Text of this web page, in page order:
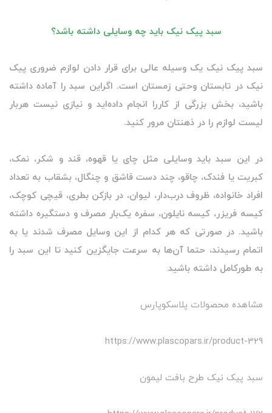
سبد پیک نیک باید چه وسایلی داشته باشد؟
سبد پیک نیک یک وسیله عالی برای قرار دادن لوازم ضروری پیک
نیک در تابستان وحتی زمستان است. اگراین سبد را آماده داشته
باشید، بخش بزرگی از کاررا انجام داده‌اید و نیازی نیست هربار
لیست لوازم را در ذهنتان مرور کنید.
در این سبد باید وسایلی مثل چای یا قهوه، قند و شکر، نمک،
کبریت یا فندک، چاقو، چند دست قاشق و چنگال، بشقاب به تعداد
افراد خانواده، ظروف درب‌‌دار، لیوان، در بازکن بطری، قیچی کوچک،
کیسه فریزر، کیسه نایلون، سفره یک‌بار مصرف و دستگیره داشته
باشید. در صورتی که هر کدام از این وسایل مصرف شدند یا به
اتمام رسیدند، حتما آن‌ها به سرعت جایگزین کنید تا این سبد را
به طورکامل داشته باشید.
مشاهده محصولات پلاسکوپارس
https://www.plascopars.ir/product-329
سبد پیک نیک طرح بافت لیمون